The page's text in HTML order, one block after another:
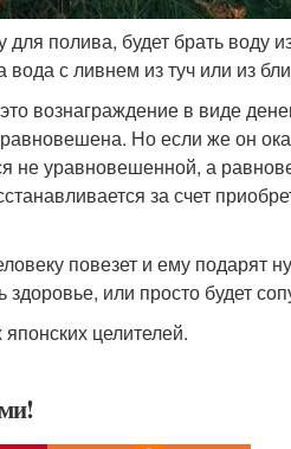
для полива, будет брать воду
с ливнем из туч или из
вознаграждение в виде
Но если же он
не уравновешенной, а
за счет
повезет и ему подарят
или просто будет
целителей.